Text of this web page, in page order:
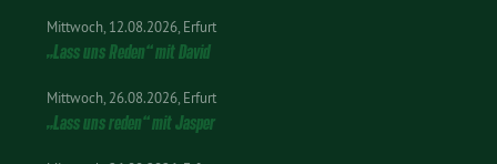
Mittwoch 12.08.2026 Erfurt
„Lass uns Reden“ mit David
Mittwoch 26.08.2026 Erfurt
„Lass uns reden“ mit Jasper